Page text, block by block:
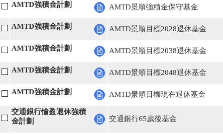
AMTD強積金計劃 AMTD景順強積金保守基金
AMTD強積金計劃 AMTD景順目標2028退休基金
AMTD強積金計劃 AMTD景順目標2038退休基金
AMTD強積金計劃 AMTD景順目標2048退休基金
AMTD強積金計劃 AMTD景順目標現在退休基金
交通銀行愉盈退休強積
金計劃
交通銀行65歲後基金